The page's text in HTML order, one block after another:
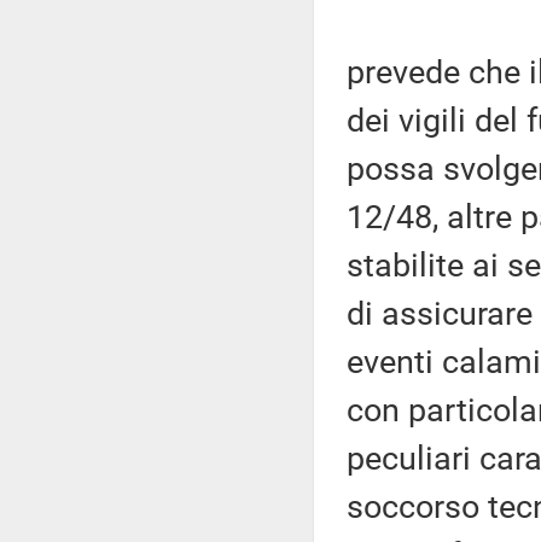
prevede che
dei vigili del
possa
12/48, altre
stabilite ai
di
eventi
con
peculiari
soccorso